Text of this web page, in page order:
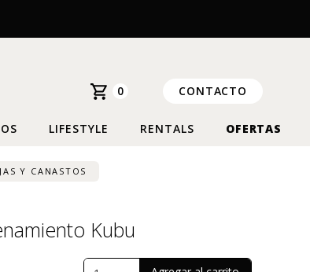
0 CONTACTO
LIFESTYLE RENTALS OFERTAS
Y CANASTOS
Kubu